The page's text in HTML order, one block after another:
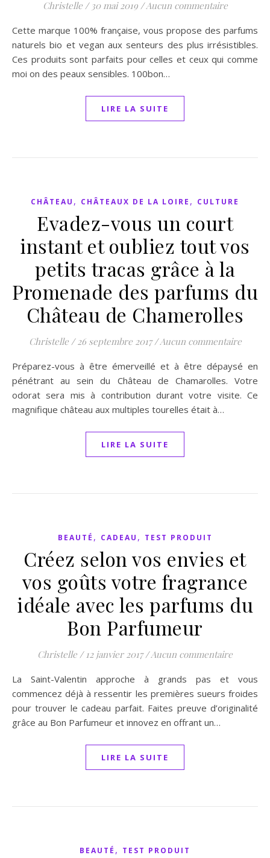
Christelle / 30 mai 2019 /Aucun commentaire
Cette marque 100% française, vous propose des parfums
naturels bio et vegan aux senteurs des plus irrésistibles.
Ces produits sont parfaits pour celles et ceux qui comme
moi on des peaux sensibles. 100bon…
LIRE LA SUITE
CHÂTEAU , CHÂTEAUX DE LA LOIRE , CULTURE
Evadez-vous un court
instant et oubliez tout vos
petits tracas grâce à la
Promenade des parfums du
Château de Chamerolles
Christelle / 26 septembre 2017 /Aucun commentaire
Préparez-vous à être émerveillé et à être dépaysé en
pénétrant au sein du Château de Chamarolles. Votre
odorat sera mis à contribution durant votre visite. Ce
magnifique château aux multiples tourelles était à…
LIRE LA SUITE
BEAUTÉ , CADEAU , TEST PRODUIT
Créez selon vos envies et
vos goûts votre fragrance
idéale avec les parfums du
Bon Parfumeur
Christelle / 12 janvier 2017 /Aucun commentaire
La Saint-Valentin approche à grands pas et vous
commencez déjà à ressentir les premières sueurs froides
pour trouver le cadeau parfait. Faites preuve d’originalité
grâce au Bon Parfumeur et innovez en offrant un…
LIRE LA SUITE
BEAUTÉ , TEST PRODUIT